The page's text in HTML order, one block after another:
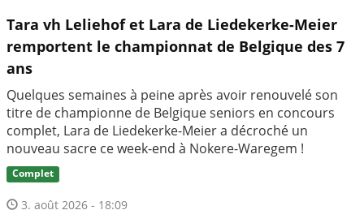
Tara vh Leliehof et Lara de Liedekerke-Meier
remportent le championnat de Belgique des 7
ans
Quelques semaines à peine après avoir renouvelé son
titre de championne de Belgique seniors en concours
complet, Lara de Liedekerke-Meier a décroché un
nouveau sacre ce week-end à Nokere-Waregem !
Complet
3. août 2026 - 18:09